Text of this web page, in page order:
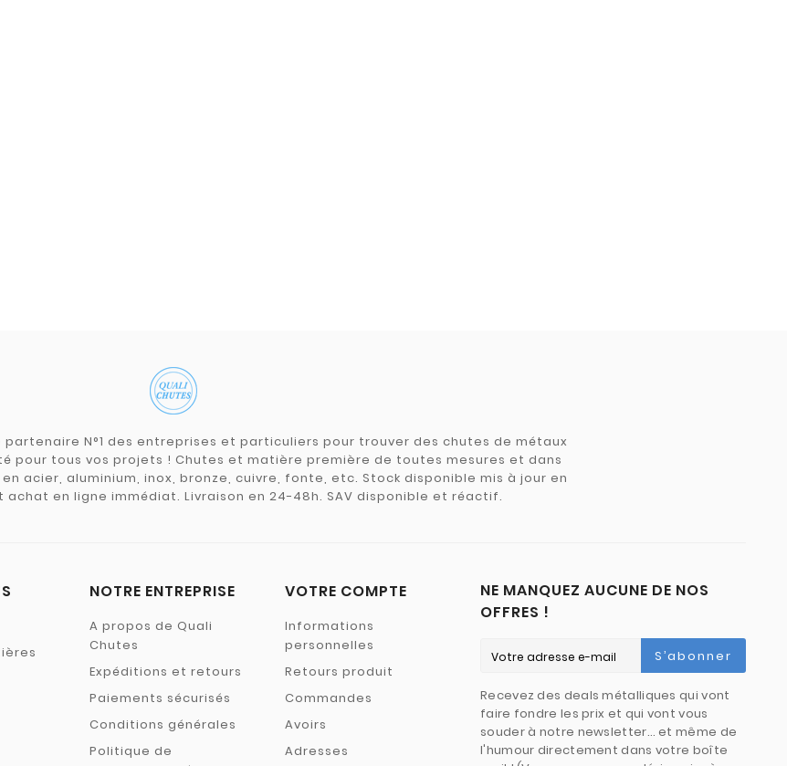
partenaire N°1 des entreprises et particuliers pour trouver des chutes de métaux
pour tous vos projets ! Chutes et matière première de toutes mesures et dans
acier, aluminium, inox, bronze, cuivre, fonte, etc. Stock disponible mis à jour en
en ligne immédiat. Livraison en 24-48h. SAV disponible et réactif.
NOTRE ENTREPRISE
A propos de Quali
Chutes
Expéditions et retours
Paiements sécurisés
Conditions générales
Politique de
VOTRE COMPTE
Informations
personnelles
Retours produit
Commandes
Avoirs
Adresses
NE MANQUEZ AUCUNE DE NOS
OFFRES !
S’abonner
Recevez des deals métalliques qui vont
faire fondre les prix et qui vont vous
souder à notre newsletter… et même de
l'humour directement dans votre boîte